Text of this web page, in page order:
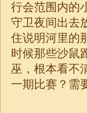
行会范围内的
守卫夜间出去
住说明河里的
时候那些沙鼠
巫，根本看不
一期比赛？需